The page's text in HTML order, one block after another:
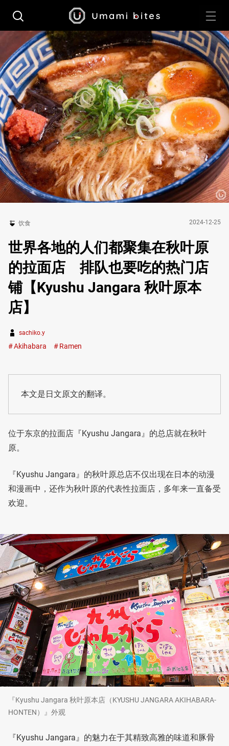
饮食 2024-12-25
世界各地的人们都聚集在秋叶原
的拉面店 排队也要吃的热门店
铺【Kyushu Jangara 秋叶原本
店】
sachiko.y
Akihabara Ramen
本文是日文原文的翻译。
位于东京的拉面店『Kyushu Jangara』的总店就在秋叶
原。
『Kyushu Jangara』的秋叶原总店不仅出现在日本的动漫
和漫画中，还作为秋叶原的代表性拉面店，多年来一直备受
欢迎。
『Kyushu Jangara 秋叶原本店（KYUSHU JANGARA AKIHABARA-
HONTEN）』外观
『Kyushu Jangara』的魅力在于其精致高雅的味道和豚骨